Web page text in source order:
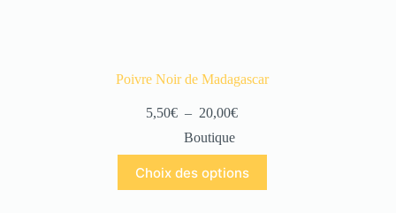
Poivre Noir de Madagascar
5,50€ – 20,00€
Boutique
Choix des options